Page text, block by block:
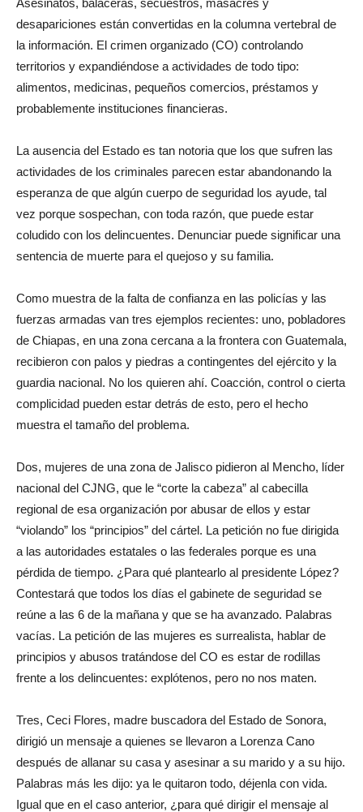
desapariciones están convertidas en la columna vertebral de
la información. El crimen organizado (CO) controlando
territorios y expandiéndose a actividades de todo tipo:
alimentos, medicinas, pequeños comercios, préstamos y
probablemente instituciones financieras.
La ausencia del Estado es tan notoria que los que sufren las
actividades de los criminales parecen estar abandonando la
esperanza de que algún cuerpo de seguridad los ayude, tal
vez porque sospechan, con toda razón, que puede estar
coludido con los delincuentes. Denunciar puede significar una
sentencia de muerte para el quejoso y su familia.
Como muestra de la falta de confianza en las policías y las
fuerzas armadas van tres ejemplos recientes: uno, pobladores
de Chiapas, en una zona cercana a la frontera con Guatemala,
recibieron con palos y piedras a contingentes del ejército y la
guardia nacional. No los quieren ahí. Coacción, control o cierta
complicidad pueden estar detrás de esto, pero el hecho
muestra el tamaño del problema.
Dos, mujeres de una zona de Jalisco pidieron al Mencho, líder
nacional del CJNG, que le “corte la cabeza” al cabecilla
regional de esa organización por abusar de ellos y estar
“violando” los “principios” del cártel. La petición no fue dirigida
a las autoridades estatales o las federales porque es una
pérdida de tiempo. ¿Para qué plantearlo al presidente López?
Contestará que todos los días el gabinete de seguridad se
reúne a las 6 de la mañana y que se ha avanzado. Palabras
vacías. La petición de las mujeres es surrealista, hablar de
principios y abusos tratándose del CO es estar de rodillas
frente a los delincuentes: explótenos, pero no nos maten.
Tres, Ceci Flores, madre buscadora del Estado de Sonora,
dirigió un mensaje a quienes se llevaron a Lorenza Cano
después de allanar su casa y asesinar a su marido y a su hijo.
Palabras más les dijo: ya le quitaron todo, déjenla con vida.
Igual que en el caso anterior, ¿para qué dirigir el mensaje al